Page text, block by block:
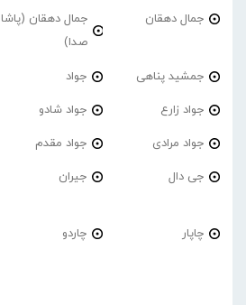
جمال دهقان
جمال دهقان (پاشا
صدا)
جمشید پناهی جواد
جواد زارع جواد شادو
جواد مرادی جواد مقدم
جی دال جیران
چاپار چاردو